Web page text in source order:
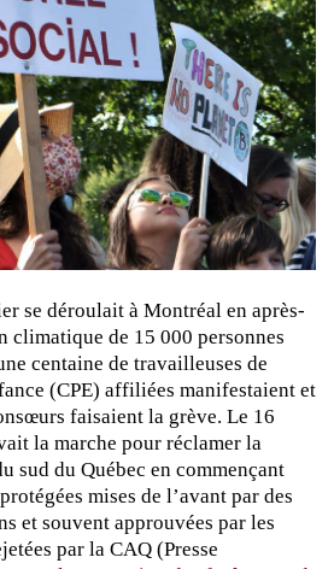
se déroulait à Montréal en après-
climatique de 15 000 personnes
centaine de travailleuses de
(CPE) affiliées manifestaient et
faisaient la grève. Le 16
la marche pour réclamer la
sud du Québec en commençant
mises de l’avant par des
et souvent approuvées par les
par la CAQ (Presse